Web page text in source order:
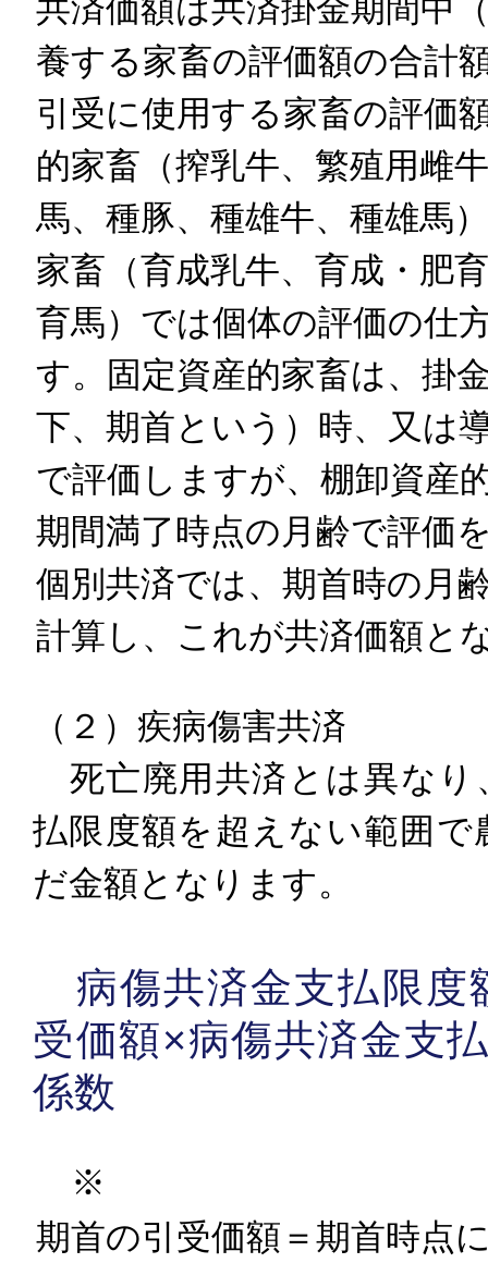
共済価額は共済掛金期間中
養する家畜の評価額の合計
引受に使用する家畜の評価
的家畜（搾乳牛、繁殖用雌
馬、種豚、種雄牛、種雄馬
家畜（育成乳牛、育成・肥
育馬）では個体の評価の仕
す。固定資産的家畜は、掛
下、期首という）時、又は
で評価しますが、棚卸資産
期間満了時点の月齢で評価
個別共済では、期首時の月
計算し、これが共済価額と
（２）疾病傷害共済
死亡廃用共済とは異なり
払限度額を超えない範囲で
だ金額となります。
病傷共済金支払限度
受価額×病傷共済金支
係数
※
期首の引受価額＝期首時点